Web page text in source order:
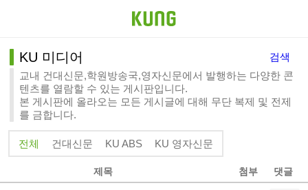
검색
KU 미디어
교내 건대신문,학원방송국,영자신문에서 발행하는 다양한 콘
텐츠를 열람할 수 있는 게시판입니다.
본 게시판에 올라오는 모든 게시글에 대해 무단 복제 및 전제
를 금합니다.
전체 건대신문 KU ABS KU 영자신문
제목 첨부 댓글